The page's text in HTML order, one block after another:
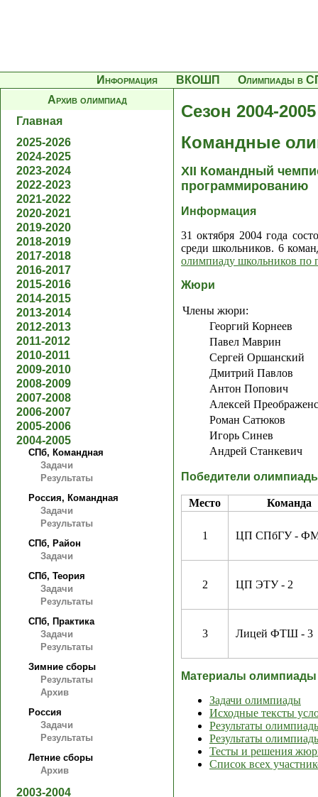
Информация ВКОШП
Олимпиады в
Архив олимпиад
Главная
2025-2026
2024-2025
2023-2024
2022-2023
2021-2022
2020-2021
2019-2020
2018-2019
2017-2018
2016-2017
2015-2016
2014-2015
2013-2014
2012-2013
2011-2012
2010-2011
2009-2010
2008-2009
2007-2008
2006-2007
2005-2006
2004-2005
СПб, Командная
Задачи
Результаты
Россия, Командная
Задачи
Результаты
СПб, Район
Задачи
СПб, Теория
Задачи
Результаты
СПб, Практика
Задачи
Результаты
Зимние сборы
Результаты
Архив
Россия
Задачи
Результаты
Летние сборы
Архив
2003-2004
Сезон 2004-2005
Командные
XII Командный
программированию
Информация
31 октября 2004 года
среди школьников. 6
олимпиаду школьников по
Жюри
Члены жюри:
Георгий Корнеев
Павел Маврин
Сергей Оршанский
Дмитрий Павлов
Антон Попович
Алексей
Роман Сатюков
Игорь Синев
Андрей Станкевич
Победители
Место Команда
1 ЦП СПбГУ -
2 ЦП ЭТУ - 2
3 Лицей ФТШ - 3
Материалы олимпиады
Задачи олимпиады
Исходные тексты
Результаты
Результаты
Тесты и решения
Список всех